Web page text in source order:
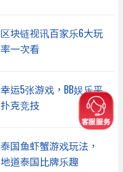
块链视讯百家乐6大玩
一次看
运5张游戏，BB娱乐平
克竞技
国鱼虾蟹游戏玩法，
道泰国比牌乐趣